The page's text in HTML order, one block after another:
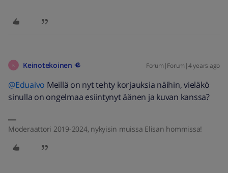
K Keinotekoinen Forum|Forum|4 years ago
@Eduaivo Meillä on nyt tehty korjauksia näihin, vieläkö
sinulla on ongelmaa esiintynyt äänen ja kuvan kanssa?
Moderaattori 2019-2024, nykyisin muissa Elisan hommissa!